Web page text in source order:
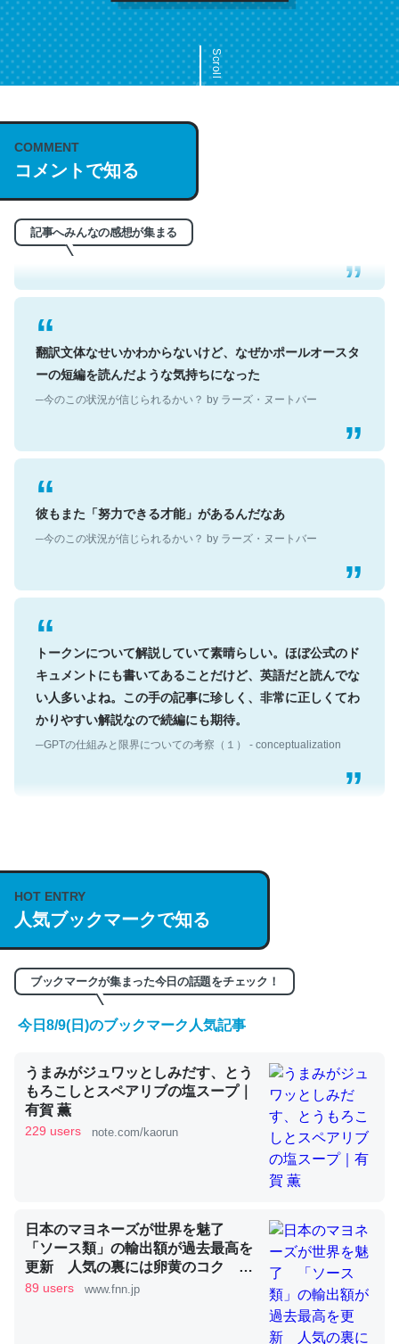
Scroll
COMMENT
コメントで知る
記事へみんなの感想が集まる
これは名文。彼はとてもクレバーなんだろうなと凄く思
う。英語少しでも読める人は原文もお勧め。自分はこの流
れ好き。Let’s Fucking Go. Then Covid hit. Shit.
─今のこの状況が信じられるかい？ by ラーズ・ヌートバー
翻訳文体なせいかわからないけど、なぜかポールオースタ
ーの短編を読んだような気持ちになった
彼もまた「努力できる才能」があるんだなあ
トークンについて解説していて素晴らしい。ほぼ公式のド
キュメントにも書いてあることだけど、英語だと読んでな
い人多いよね。この手の記事に珍しく、非常に正しくてわ
かりやすい解説なので続編にも期待。
説してる記事が少ないので貴重な良記事。/続編来た
https://isobe324649.hatenablog.com/entry/2023/03/27
/064121
─GPTの仕組みと限界についての考察（１） - conceptualization
くらい。小説でいう「ずっと前の伏線」は回収されないけ
ど、短期記憶というには多い分量。進化すればするほど分
かりやすく強くなりそう
─GPTの仕組みと限界についての考察（１） - conceptualization
昆虫ってカルシウム少ないのか。知らんかった。調べたら
コオロギのカルシウム分はエビの600分の1程度。
─ニュース :: 【研究発表】昆虫学の大問題＝「昆虫はなぜ海にいな
HOT ENTRY
人気ブックマークで知る
ブックマークが集まった今日の話題をチェック！
今日8/9(日)のブックマーク人気記事
うまみがジュワッとしみだす、とう
もろこしとスペアリブの塩スープ｜
有賀 薫
229 users note.com/kaorun
日本のマヨネーズが世界を魅了
「ソース類」の輸出額が過去最高を
更新 人気の裏には卵黄のコク ア
メリカでは“日本風”が誕生｜FNNプ
89 users www.fnn.jp